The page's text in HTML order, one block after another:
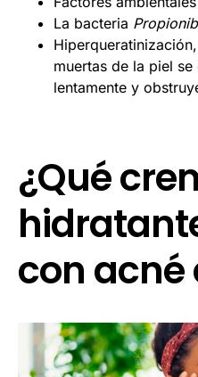
La bacteria
muertas de la piel
lentamente y
¿Qué
con acné